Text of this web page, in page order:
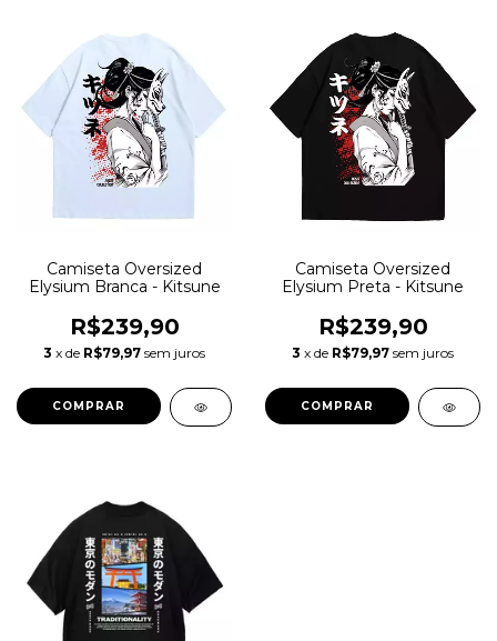
Camiseta Oversized
Elysium Branca - Kitsune
R$239,90
3 x de R$79,97 sem juros
COMPRAR
Camiseta Oversized
Elysium Preta - Kitsune
R$239,90
3 x de R$79,97 sem juros
COMPRAR